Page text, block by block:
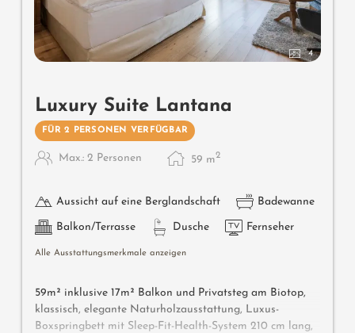
4
Luxury Suite Lantana
FÜR 2 PERSONEN VERFÜGBAR
Max.: 2 Personen 59 m2
Aussicht auf eine Berglandschaft Badewanne
Balkon/Terrasse Dusche Fernseher
Alle Ausstattungsmerkmale anzeigen
59m² inklusive 17m² Balkon und Privatsteg am Biotop,
klassisch, elegante Naturholzausstattung, Luxus-
Boxspringbett mit Sleep-Fit-Health-System 210 cm lang,